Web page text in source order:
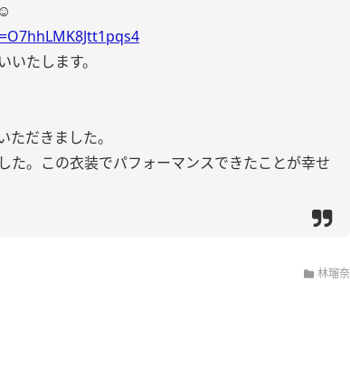
たします。
ただきました。
た。この衣装でパフォーマンスできたことが幸せ
林瑠奈